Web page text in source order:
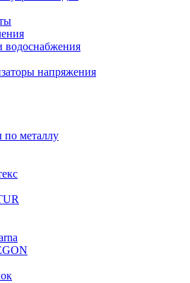
водоснабжения
напряжения
металлу